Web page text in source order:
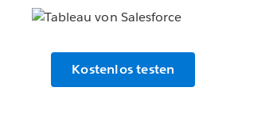
Kostenlos testen